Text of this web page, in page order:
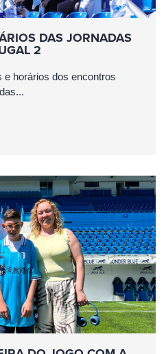
DAS JORNADAS
2
horários dos encontros